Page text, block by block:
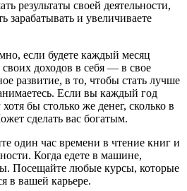
результаты своей деятельности,
зарабатывать и увеличиваете
если будете каждый месяц
доходов в себя — в свое
развитие, в то, чтобы стать лучше
Если вы каждый год
хотя бы столько же денег, сколько в
сделать вас богатым.
один час времени в чтение книг и
Когда едете в машине,
Посещайте любые курсы, которые
в вашей карьере.